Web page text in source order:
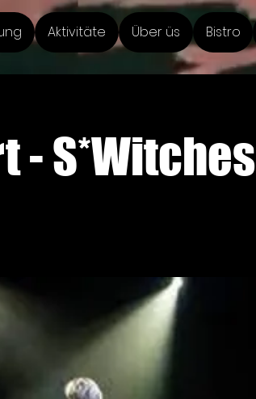
Aktivitäte Über üs Bistro
- S*Witches